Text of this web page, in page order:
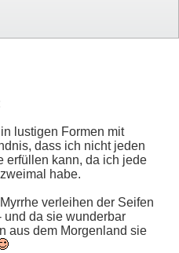
lustigen Formen mit
dass ich nicht jeden
erfüllen kann, da ich jede
habe.
verleihen der Seifen
und da sie wunderbar
aus dem Morgenland sie